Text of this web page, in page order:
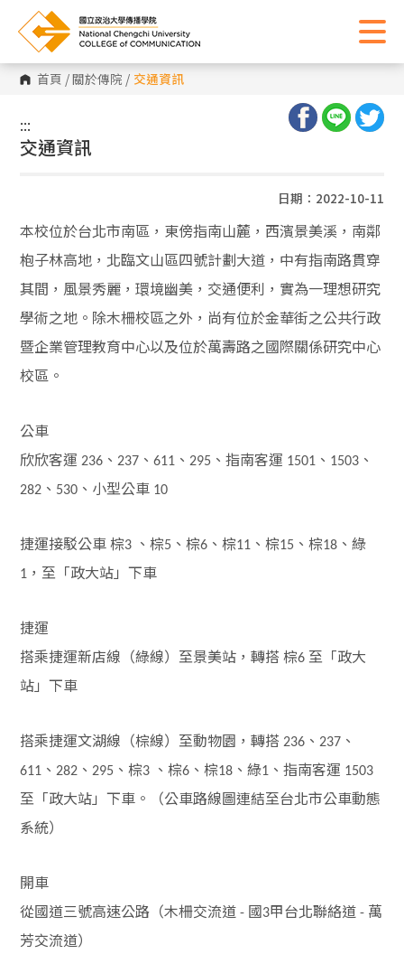
首頁 /關於傳院 / 交通資訊
:::
:::
交通資訊
日期：2022-10-11
本校位於台北市南區，東傍指南山麓，西濱景美溪，南鄰
枹子林高地，北臨文山區四號計劃大道，中有指南路貫穿
其間，風景秀麗，環境幽美，交通便利，實為一理想研究
學術之地。除木柵校區之外，尚有位於金華街之公共行政
暨企業管理教育中心以及位於萬壽路之國際關係研究中心
校區。
公車
欣欣客運 236 、237 、611 、295 、指南客運 1501 、 1503 、
282 、 530 、小型公車 10
捷運接駁公車棕3 、棕5 、棕6 、棕11 、棕15 、棕18 、綠
1 ，至「政大站」下車
捷運
搭乘捷運新店線（綠線）至景美站，轉搭 棕6 至「政大
站」下車
搭乘捷運文湖線（棕線）至動物園，轉搭 236 、237 、
611 、282 、295 、棕3 、棕6 、棕18 、綠1 、指南客運 1503
至「政大站」下車。（公車路線圖連結至台北市公車動態
系統）
開車
從國道三號高速公路（木柵交流道 - 國3甲台北聯絡道 - 萬
芳交流道）